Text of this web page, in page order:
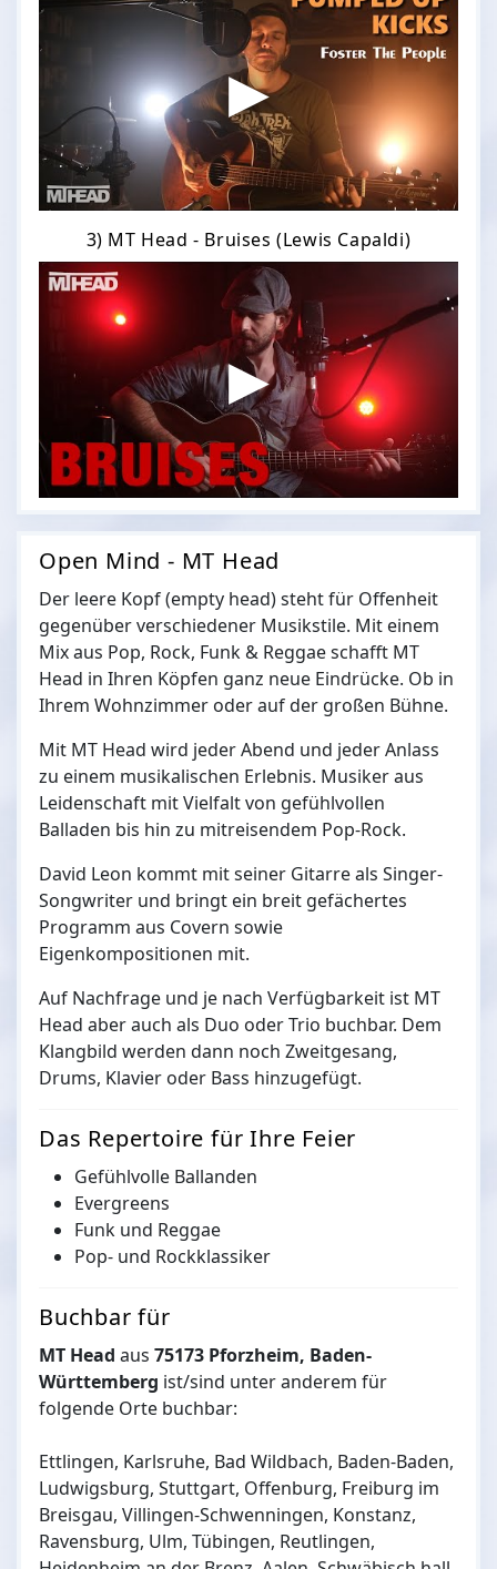
3) MT Head - Bruises (Lewis Capaldi)
Open Mind - MT Head
Der leere Kopf (empty head) steht für Offenheit
gegenüber verschiedener Musikstile. Mit einem
Mix aus Pop, Rock, Funk & Reggae schafft MT
Head in Ihren Köpfen ganz neue Eindrücke. Ob in
Ihrem Wohnzimmer oder auf der großen Bühne.
Mit MT Head wird jeder Abend und jeder Anlass
zu einem musikalischen Erlebnis. Musiker aus
Leidenschaft mit Vielfalt von gefühlvollen
Balladen bis hin zu mitreisendem Pop-Rock.
David Leon kommt mit seiner Gitarre als Singer-
Songwriter und bringt ein breit gefächertes
Programm aus Covern sowie
Eigenkompositionen mit.
Auf Nachfrage und je nach Verfügbarkeit ist MT
Head aber auch als Duo oder Trio buchbar. Dem
Klangbild werden dann noch Zweitgesang,
Drums, Klavier oder Bass hinzugefügt.
Das Repertoire für Ihre Feier
Gefühlvolle Ballanden
Evergreens
Funk und Reggae
Pop- und Rockklassiker
Buchbar für
MT Head aus 75173 Pforzheim, Baden-
Württemberg ist/sind unter anderem für
folgende Orte buchbar:
Ettlingen, Karlsruhe, Bad Wildbach, Baden-Baden,
Ludwigsburg, Stuttgart, Offenburg, Freiburg im
Breisgau, Villingen-Schwenningen, Konstanz,
Ravensburg, Ulm, Tübingen, Reutlingen,